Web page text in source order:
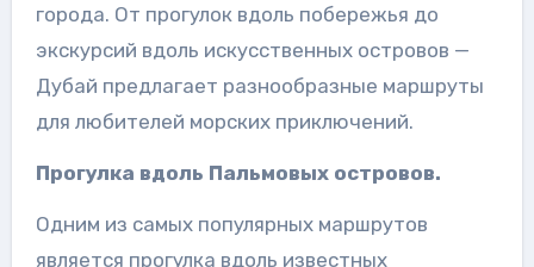
города. От прогулок вдоль побережья до
экскурсий вдоль искусственных островов —
Дубай предлагает разнообразные маршруты
для любителей морских приключений.
Прогулка вдоль Пальмовых островов.
Одним из самых популярных маршрутов
является прогулка вдоль известных